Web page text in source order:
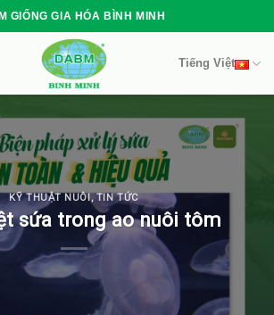
GIỐNG GIA HÓA BÌNH MINH
Tiếng Việt
KỸ THUẬT NUÔI,TIN TỨC
sứa trong ao nuôi tôm